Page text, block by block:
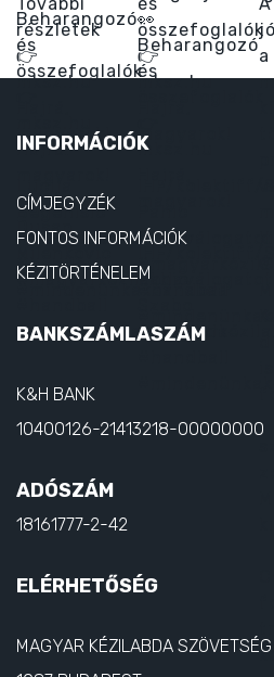
INFORMÁCIÓK
CÍMJEGYZÉK
FONTOS INFORMÁCIÓK
KÉZITÖRTÉNELEM
BANKSZÁMLASZÁM
K&H BANK
10400126-21413218-00000000
ADÓSZÁM
18161777-2-42
ELÉRHETŐSÉG
MAGYAR KÉZILABDA SZÖVETSÉG